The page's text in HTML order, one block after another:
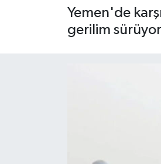
Yemen'de
gerilim